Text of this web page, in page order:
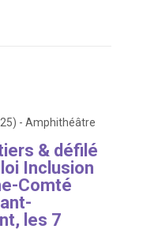
- Amphithéâtre
& défilé
Inclusion
Comté
les 7